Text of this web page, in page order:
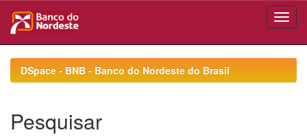
navigationDSpace - BNB - Banco do Nordeste do Brasil
Pesquisar